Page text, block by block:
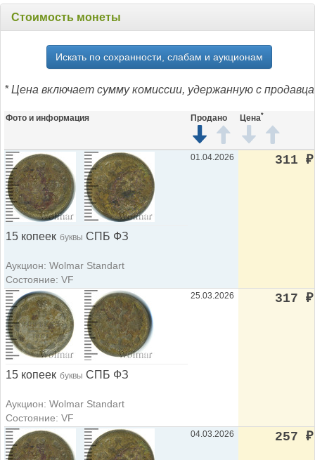
Стоимость монеты
Искать по сохранности, слабам и аукционам
* Цена включает сумму комиссии, удержанную с продавца
Фото и информация Продано Цена*
15 копеек буквы СПБ ФЗ
Аукцион: Wolmar Standart
Состояние: VF
01.04.2026 311 ₽
15 копеек буквы СПБ ФЗ
Аукцион: Wolmar Standart
Состояние: VF
25.03.2026 317 ₽
04.03.2026 257 ₽